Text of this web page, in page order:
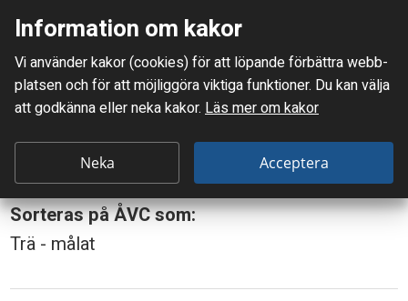
Mellanskånes Renhållnings AB
Du är här: Sängstomme, trä
S
n
g
Sängstomme, trä
Sorteras på ÅVC som:
Trä - målat
Information om kakor
Vi använder kakor (cookies) för att löpande förbättra webb­
platsen och för att möjlig­göra viktiga funktioner. Du kan välja
att godkänna eller neka kakor. Läs mer om kakor
Neka Acceptera